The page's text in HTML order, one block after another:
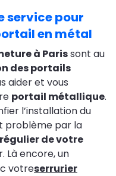
service pour
en métal
à Parissont au
des portails
aider et vous
portail métallique.
l’installation du
problème par la
de votre
Là encore, un
votreserrurier